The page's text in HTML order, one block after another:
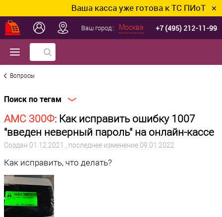
Ваша касса уже готова к ТС ПИоТ? ✕
Ваш город:: Москва +7 (495) 212-11-99
Вопросы
Поиск по тегам
АМС 300Ф: Как исправить ошибку 1007
"введен неверный пароль" на онлайн-кассе
Создан 01.12.2021 , последнее изменение 09.01.2022
Как исправить, что делать?